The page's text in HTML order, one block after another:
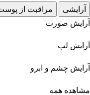
آرایشی
مراقبت از
آرایش صورت
آرایش لب
آرایش چشم و ابرو
مشاهده همه